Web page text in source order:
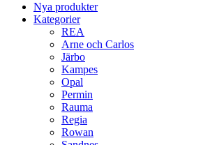
Nya produkter
Kategorier
REA
Arne och Carlos
Järbo
Kampes
Opal
Permin
Rauma
Regia
Rowan